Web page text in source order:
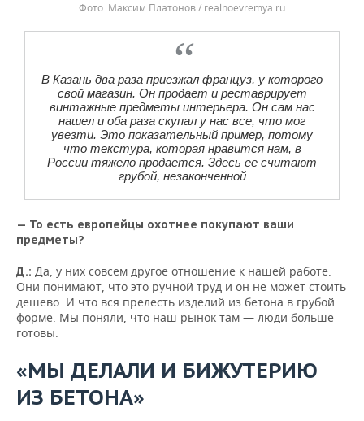
Фото: Максим Платонов / realnoevremya.ru
В Казань два раза приезжал француз, у которого
свой магазин. Он продает и реставрирует
винтажные предметы интерьера. Он сам нас
нашел и оба раза скупал у нас все, что мог
увезти. Это показательный пример, потому
что текстура, которая нравится нам, в
России тяжело продается. Здесь ее считают
грубой, незаконченной
— То есть европейцы охотнее покупают ваши
предметы?
Д.: Да, у них совсем другое отношение к нашей работе.
Они понимают, что это ручной труд и он не может стоить
дешево. И что вся прелесть изделий из бетона в грубой
форме. Мы поняли, что наш рынок там — люди больше
готовы.
«МЫ ДЕЛАЛИ И БИЖУТЕРИЮ
ИЗ БЕТОНА»